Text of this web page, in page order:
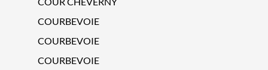
COURBEVOIE
COURBEVOIE
COURBEVOIE